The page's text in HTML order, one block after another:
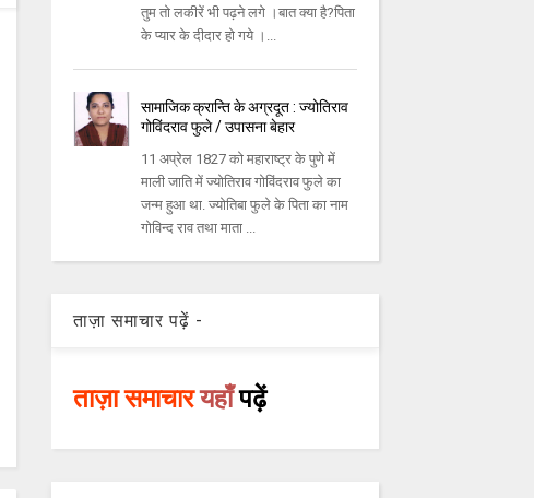
तुम तो लकीरें भी पढ़ने लगे ।बात क्या है?पिता
के प्यार के दीदार हो गये ।...
सामाजिक क्रान्ति के अग्रदूत : ज्योतिराव
गोविंदराव फुले / उपासना बेहार
11 अप्रेल 1827 को महाराष्‍ट्र के पुणे में
माली जाति में ज्योतिराव गोविंदराव फुले का
जन्‍म हुआ था. ज्योतिबा फुले के पिता का नाम
गोविन्‍द राव तथा माता ...
ताज़ा समाचार पढ़ें -
ताज़ा समाचारयहाँपढ़ें